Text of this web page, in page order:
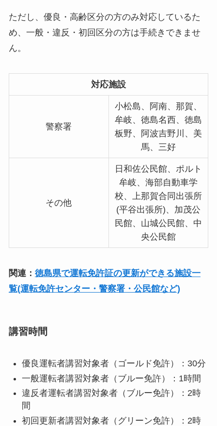
ただし、優良・高齢区分の方のみ対応しているた
め、一般・違反・初回区分の方は手続きできませ
ん。
対応施設
警察署
小松島、阿南、那賀、
牟岐、徳島名西、徳島
板野、阿波吉野川、美
馬、三好
その他
日和佐公民館、ポルト
牟岐、海部自動車学
校、上那賀合同出張所
(平谷出張所)、加茂公
民館、山城公民館、中
央公民館
関連： 徳島県で運転免許証の更新ができる施設一
覧(運転免許センター・警察署・公民館など)
講習時間
優良運転者講習対象者（ゴールド免許）：30分
一般運転者講習対象者（ブルー免許）：1時間
違反者運転者講習対象者（ブルー免許）：2時
間
初回更新者講習対象者（グリーン免許）：2時